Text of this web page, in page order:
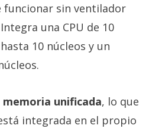
sin ventilador
una CPU de 10
10 núcleos y un
unificada, lo que
integrada en el propio